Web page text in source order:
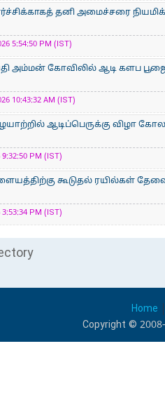
தனி அமைச்சரை
PM (IST)
அம்மன் கோவிலில் ஆடி களப
AM (IST)
ஆடிப்பெருக்கு விழா
PM (IST)
கூடுதல் ரயில்கள்
PM (IST)
Home
Copyright ©